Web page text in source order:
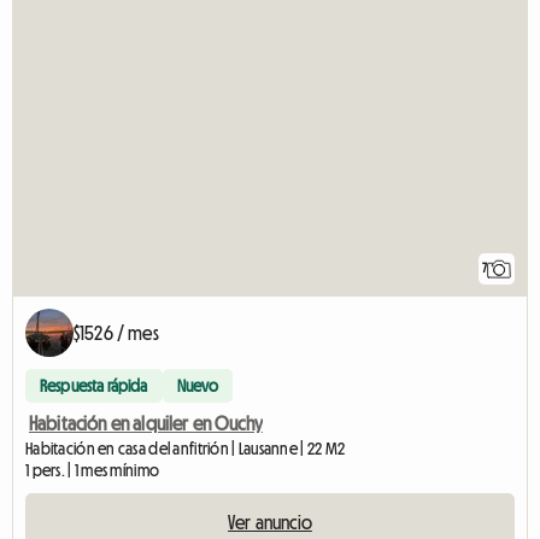
7
$1526 / mes
Respuesta rápida Nuevo
Habitación en alquiler en Ouchy
Habitación en casa del anfitrión | Lausanne | 22 M2
1 pers. | 1 mes mínimo
Ver anuncio